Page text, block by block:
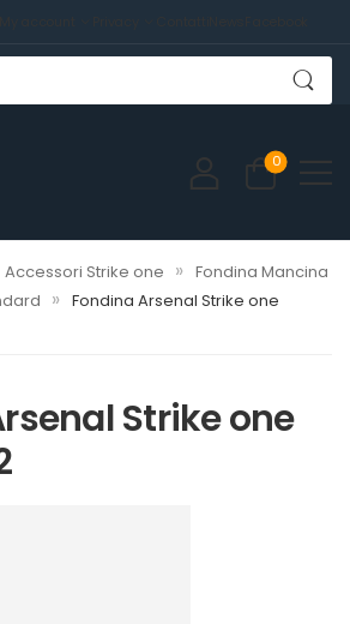
0
Accessori Strike one » Fondina Mancina
» Fondina Arsenal Strike one
Strike one